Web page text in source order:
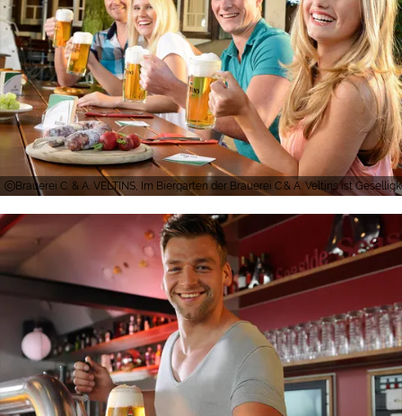
Brauerei C. & A. VELTINS, Im Biergarten der Brauerei C.& A. Veltins ist